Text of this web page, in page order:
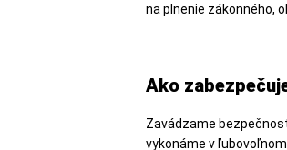
na plnenie zákonného,
Ako
Zavádzame
vykonáme v